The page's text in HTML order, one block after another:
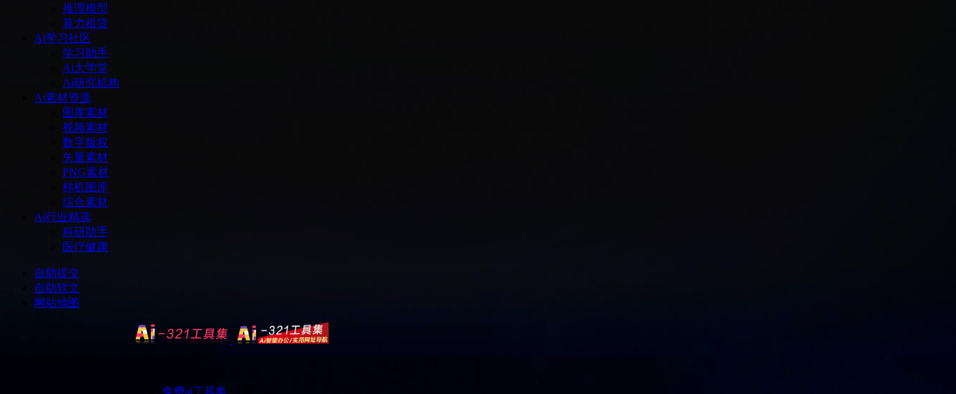
推理模型
算力租赁
Ai学习社区
学习助手
Ai大学堂
Ai研究机构
Ai素材资源
图库素材
视频素材
数字版权
矢量素材
PNG素材
样机图库
综合素材
Ai行业精选
科研助手
医疗健康
自助提交
自助软文
网站地图
免费ai工具集